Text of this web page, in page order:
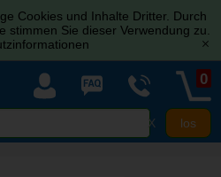
Cookies und Inhalte Dritter. Durch
stimmen Sie dieser Verwendung zu.
[x]
X
0